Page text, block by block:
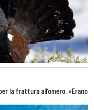
la frattura all’omero. «Erano